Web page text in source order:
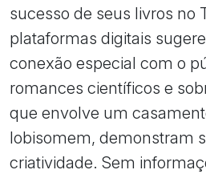
sucesso de seus livros no
plataformas digitais
conexão especial com o
romances científicos e
que envolve um
lobisomem, demonstram
criatividade. Sem